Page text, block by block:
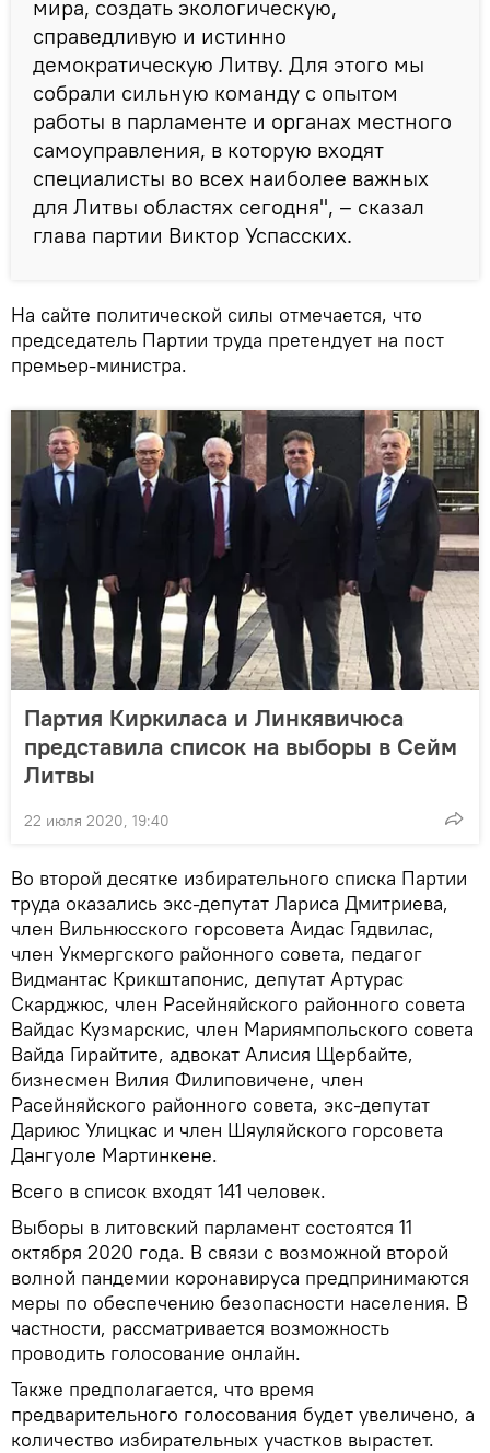
мира, создать экологическую,
справедливую и истинно
демократическую Литву. Для этого мы
собрали сильную команду с опытом
работы в парламенте и органах местного
самоуправления, в которую входят
специалисты во всех наиболее важных
для Литвы областях сегодня", – сказал
глава партии Виктор Успасских.
На сайте политической силы отмечается, что
председатель Партии труда претендует на пост
премьер-министра.
Партия Киркиласа и Линкявичюса
представила список на выборы в Сейм
Литвы
22 июля 2020, 19:40
Во второй десятке избирательного списка Партии
труда оказались экс-депутат Лариса Дмитриева,
член Вильнюсского горсовета Аидас Гядвилас,
член Укмергского районного совета, педагог
Видмантас Крикштапонис, депутат Артурас
Скарджюс, член Расейняйского районного совета
Вайдас Кузмарскис, член Мариямпольского совета
Вайда Гирайтите, адвокат Алисия Щербайте,
бизнесмен Вилия Филиповичене, член
Расейняйского районного совета, экс-депутат
Дариюс Улицкас и член Шяуляйского горсовета
Дангуоле Мартинкене.
Всего в список входят 141 человек.
Выборы в литовский парламент состоятся 11
октября 2020 года. В связи с возможной второй
волной пандемии коронавируса предпринимаются
меры по обеспечению безопасности населения. В
частности, рассматривается возможность
проводить голосование онлайн.
Также предполагается, что время
предварительного голосования будет увеличено, а
количество избирательных участков вырастет.